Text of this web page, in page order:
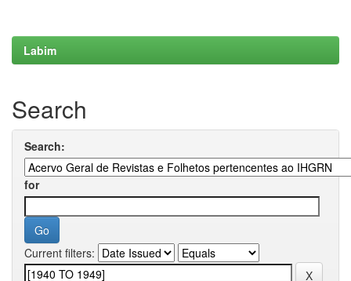
Labim
Search
Search:
for
Current filters: